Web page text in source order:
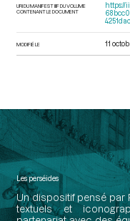
URI DU MANIFEST IIIF DU VOLUME
CONTENANT LE DOCUMENT
https://
MODIFIÉ LE 11
Les perséides
Un dispositif pensé par
textuels et